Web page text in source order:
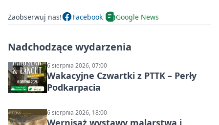
Zaobserwuj nas! Facebook Google News
Nadchodzące wydarzenia
6 sierpnia 2026, 07:00
Wakacyjne Czwartki z PTTK – Perły
Podkarpacia
6 sierpnia 2026, 18:00
Wernisaż wystawy malarstwa i